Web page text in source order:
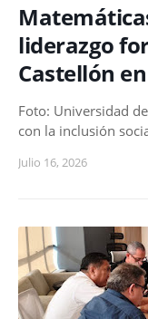
liderazgo
Castellón
Foto: Universidad
con la inclusión
Julio 16, 2026